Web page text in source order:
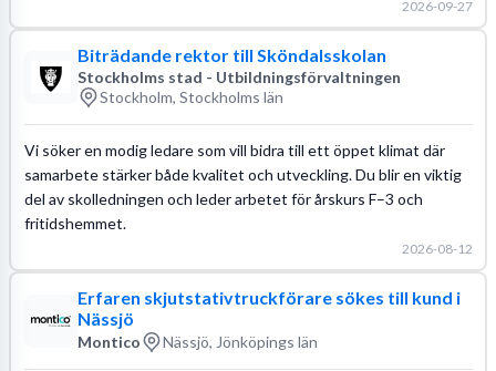
2026-09-27
Biträdande rektor till Sköndalsskolan
Stockholms stad - Utbildningsförvaltningen
Stockholm, Stockholms län
Vi söker en modig ledare som vill bidra till ett öppet klimat där
samarbete stärker både kvalitet och utveckling. Du blir en viktig
del av skolledningen och leder arbetet för årskurs F–3 och
fritidshemmet.
2026-08-12
Erfaren skjutstativtruckförare sökes till kund i
Nässjö
Montico Nässjö, Jönköpings län